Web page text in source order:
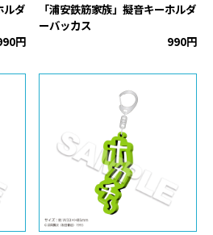
ルダ
円
「浦安鉄筋家族」擬音キーホルダ
ーバッカス
990円